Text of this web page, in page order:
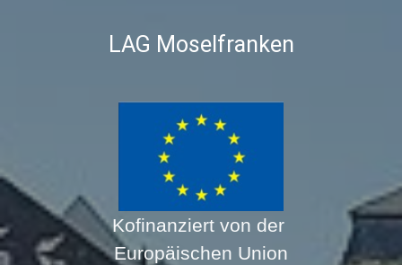
LAG Moselfranken
Kofinanziert von der
Europäischen Union